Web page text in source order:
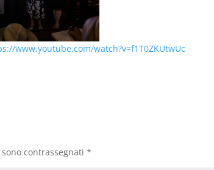
www.youtube.com/watch?v=f1T0ZKUtwUc
contrassegnati*